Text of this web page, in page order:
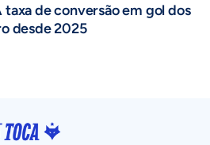
de conversão em gol dos
desde 2025